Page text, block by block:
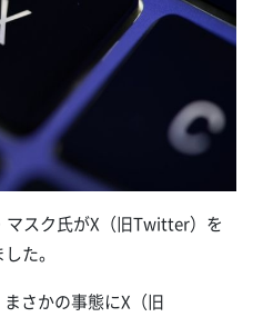
マスク氏がX（旧Twitter）を
た。
さかの事態にX（旧